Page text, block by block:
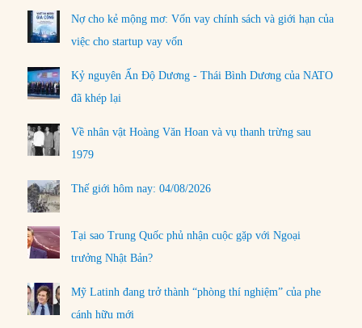
Nợ cho kẻ mộng mơ: Vốn vay chính sách và giới hạn của
việc cho startup vay vốn
Kỷ nguyên Ấn Độ Dương - Thái Bình Dương của NATO
đã khép lại
Về nhân vật Hoàng Văn Hoan và vụ thanh trừng sau
1979
Thế giới hôm nay: 04/08/2026
Tại sao Trung Quốc phủ nhận cuộc gặp với Ngoại
trưởng Nhật Bản?
Mỹ Latinh đang trở thành “phòng thí nghiệm” của phe
cánh hữu mới